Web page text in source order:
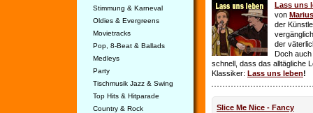
Stimmung & Karneval
Oldies & Evergreens
Movietracks
Pop, 8-Beat & Ballads
Medleys
Party
Tischmusik Jazz & Swing
Top Hits & Hitparade
Country & Rock
Lass uns
von
der
der
Doch auch
schnell, dass das alltägliche
Klassiker: Lass uns leben!
Slice Me Nice - Fancy